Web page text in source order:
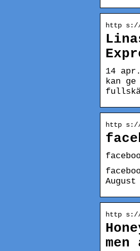
http s://
14
kan
http s://
http s://